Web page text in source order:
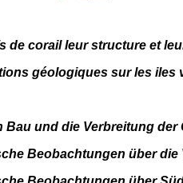
de corail leur structure et
géologiques sur les iles
Bau und die Verbreitung der
Beobachtungen über